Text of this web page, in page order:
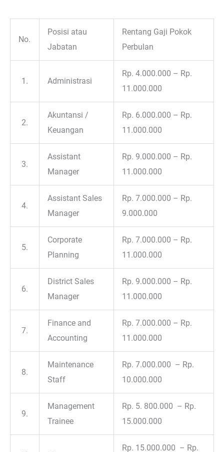
No.
Posisi atau
Jabatan
Rentang Gaji Pokok
Perbulan
1. Administrasi
Rp. 4.000.000 – Rp.
11.000.000
2.
Akuntansi /
Keuangan
Rp. 6.000.000 – Rp.
11.000.000
3.
Assistant
Manager
Rp. 9.000.000 – Rp.
11.000.000
4.
Assistant Sales
Manager
Rp. 7.000.000 – Rp.
9.000.000
5.
Corporate
Planning
Rp. 7.000.000 – Rp.
11.000.000
6.
District Sales
Manager
Rp. 9.000.000 – Rp.
11.000.000
7.
Finance and
Accounting
Rp. 7.000.000 – Rp.
11.000.000
8.
Maintenance
Staff
Rp. 7.000.000 – Rp.
10.000.000
9.
Management
Trainee
Rp. 5. 800.000 – Rp.
15.000.000
Rp. 15.000.000 – Rp.